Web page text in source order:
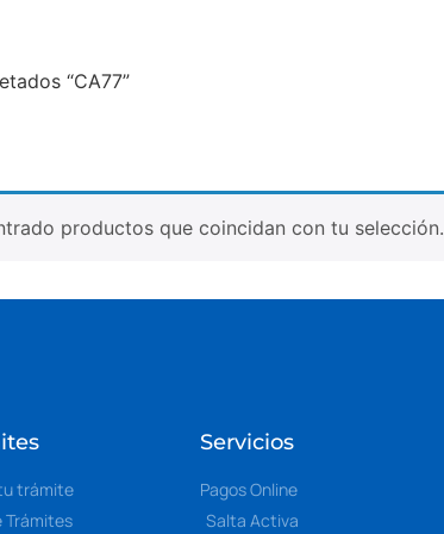
“CA77”
productos que coincidan con tu selección.
trámite
Trámites
Servicios
Pagos Online
Salta Activa